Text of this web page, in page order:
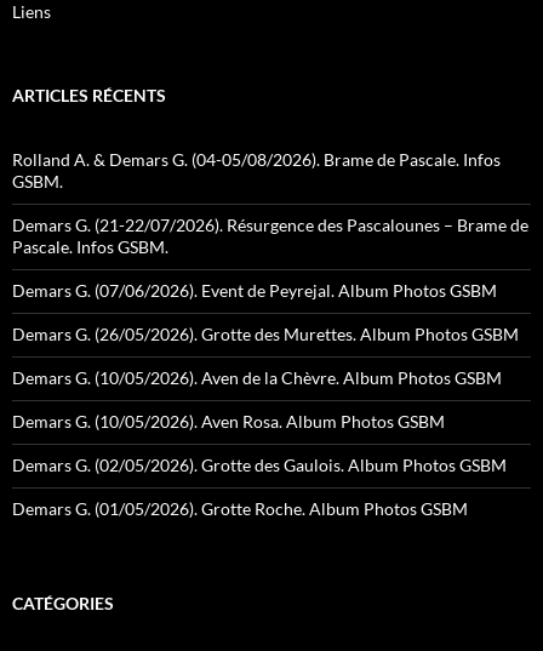
Liens
ARTICLES RÉCENTS
Rolland A. & Demars G. (04-05/08/2026). Brame de Pascale. Infos
GSBM.
Demars G. (21-22/07/2026). Résurgence des Pascalounes – Brame de
Pascale. Infos GSBM.
Demars G. (07/06/2026). Event de Peyrejal. Album Photos GSBM
Demars G. (26/05/2026). Grotte des Murettes. Album Photos GSBM
Demars G. (10/05/2026). Aven de la Chèvre. Album Photos GSBM
Demars G. (10/05/2026). Aven Rosa. Album Photos GSBM
Demars G. (02/05/2026). Grotte des Gaulois. Album Photos GSBM
Demars G. (01/05/2026). Grotte Roche. Album Photos GSBM
CATÉGORIES